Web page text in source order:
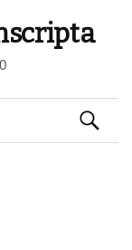
Suchen
nach: